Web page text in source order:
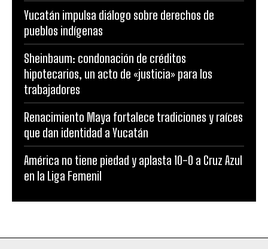
Yucatán impulsa diálogo sobre derechos de
pueblos indígenas
Sheinbaum: condonación de créditos
hipotecarios, un acto de «justicia» para los
trabajadores
Renacimiento Maya fortalece tradiciones y raíces
que dan identidad a Yucatán
América no tiene piedad y aplasta 10-0 a Cruz Azul
en la Liga Femenil